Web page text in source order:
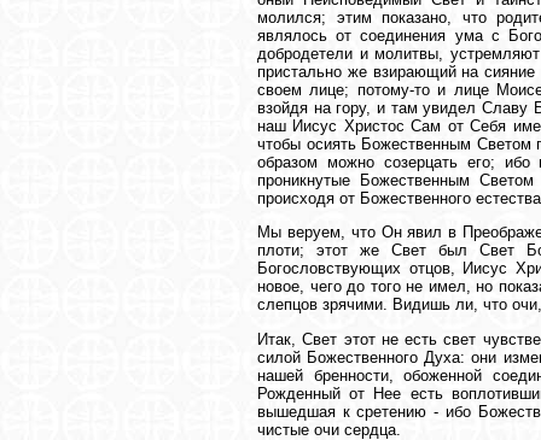
молился; этим показано, что
являлось от соединения ума с
добродетели и молитвы,
пристально же взирающий на сияние
своем лице; потому-то и лице
взойдя на гору, и там увидел Славу
наш Иисус Христос Сам от Себя
чтобы осиять Божественным Светом
образом можно созерцать его;
проникнутые Божественным
происходя от Божественного
Мы веруем, что Он явил в
плоти; этот же Свет был Свет
Богословствующих отцов, Иисус
новое, чего до того не имел, но
слепцов зрячими. Видишь ли, что
Итак, Свет этот не есть свет
силой Божественного Духа: они
нашей бренности, обоженной
Рожденный от Нее есть
вышедшая к сретению - ибо
чистые очи сердца.